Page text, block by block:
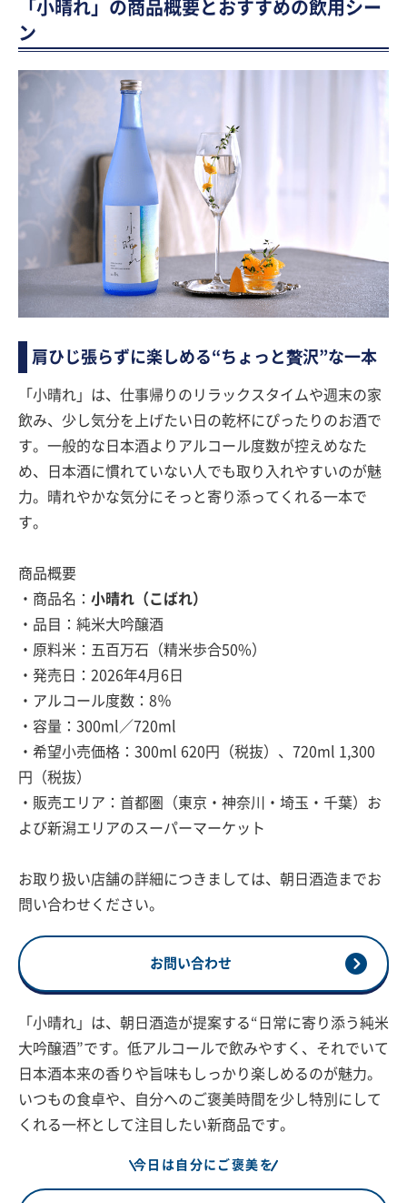
「小晴れ」の商品概要とおすすめの飲用シー
ン
肩ひじ張らずに楽しめる“ちょっと贅沢”な一本
「小晴れ」は、仕事帰りのリラックスタイムや週末の家
飲み、少し気分を上げたい日の乾杯にぴったりのお酒で
す。一般的な日本酒よりアルコール度数が控えめなた
め、日本酒に慣れていない人でも取り入れやすいのが魅
力。晴れやかな気分にそっと寄り添ってくれる一本で
す。
商品概要
・商品名： 小晴れ（こばれ）
・品目：純米大吟醸酒
・原料米：五百万石（精米歩合50%）
・発売日：2026年4月6日
・アルコール度数：8％
・容量：300ml／720ml
・希望小売価格：300ml 620円（税抜）、720ml 1,300
円（税抜）
・販売エリア：首都圏（東京・神奈川・埼玉・千葉）お
よび新潟エリアのスーパーマーケット
お取り扱い店舗の詳細につきましては、朝日酒造までお
問い合わせください。
お問い合わせ
「小晴れ」は、朝日酒造が提案する“日常に寄り添う純米
大吟醸酒”です。低アルコールで飲みやすく、それでいて
日本酒本来の香りや旨味もしっかり楽しめるのが魅力。
いつもの食卓や、自分へのご褒美時間を少し特別にして
くれる一杯として注目したい新商品です。
今日は自分にご褒美を